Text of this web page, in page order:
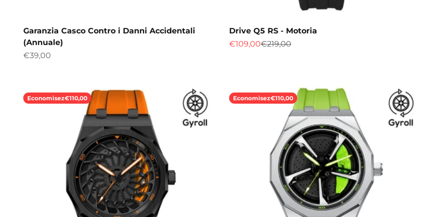
Garanzia Casco Contro i Danni Accidentali
(Annuale)
Prix de vente
€39,00
Drive Q5 RS - Motoria
Prix de vente
€109,00Prix normal
€219,00
Economisez€110,00 Economisez€110,00